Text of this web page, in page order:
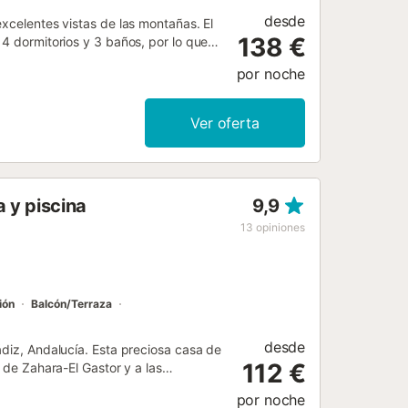
vistas de las montañas. El
dormitorios y 3 baños, por lo que
Dispone de suelo radiante
cerca de las ciudades de Ronda
mascotas, fumar ni celebrar
mayor de 25 años, y las fiestas no
que puede afectar el uso de la
desde
138 €
por noche
Ver oferta
y piscina 9,9
13 opiniones
Balcón/Terraza
Andalucía. Esta preciosa casa de
Zahara-El Gastor y a las
lo habías hecho. La casa se
desde
112 €
por noche